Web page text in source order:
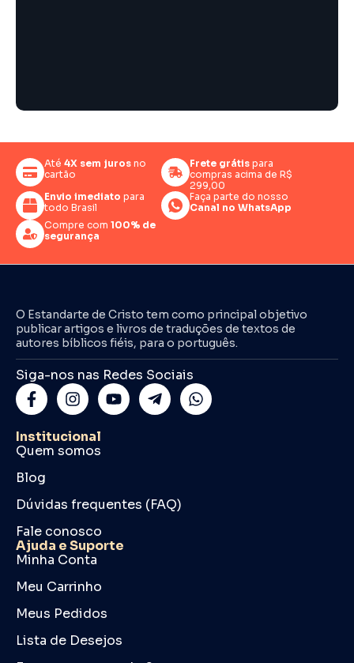
Até 4X sem juros no
cartão
Frete grátispara
compras acima de R$
299,00
Envio imediato para
todo Brasil
Faça parte do nosso
Canal no WhatsApp
Compre com 100% de
segurança
O Estandarte de Cristo tem como principal objetivo
publicar artigos e livros de traduções de textos de
autores bíblicos fiéis, para o português.
Siga-nos nas Redes Sociais
Institucional
Quem somos
Blog
Dúvidas frequentes (FAQ)
Fale conosco
Ajuda e Suporte
Minha Conta
Meu Carrinho
Meus Pedidos
Lista de Desejos